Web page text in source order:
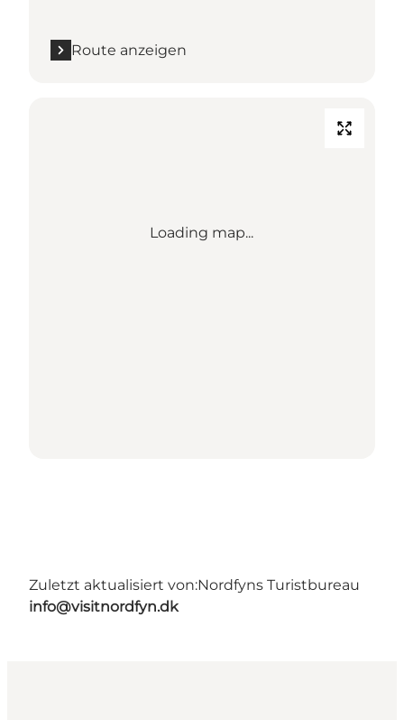
Route anzeigen
Loading map...
Zuletzt aktualisiert von:Nordfyns Turistbureau
info@visitnordfyn.dk